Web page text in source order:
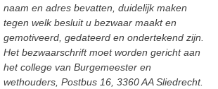
naam en adres bevatten, duidelijk maken
tegen welk besluit u bezwaar maakt en
gemotiveerd, gedateerd en ondertekend zijn.
Het bezwaarschrift moet worden gericht aan
het college van Burgemeester en
wethouders, Postbus 16, 3360 AA Sliedrecht.